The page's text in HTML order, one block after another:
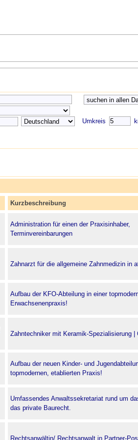
Umkreis
Kurzbeschreibung
Administration für einen der Praxisinhaber,
Terminvereinbarungen
Zahnarzt für die allgemeine Zahnmedizin in
Aufbau der KFO-Abteilung in einer
Erwachsenenpraxis!
Zahntechniker mit Keramik-Spezialisierung |
Aufbau der neuen Kinder- und
topmodernen, etablierten Praxis!
Umfassendes Anwaltssekretariat rund um
das private Baurecht.
Rechtsanwältin/ Rechtsanwalt in Partner-